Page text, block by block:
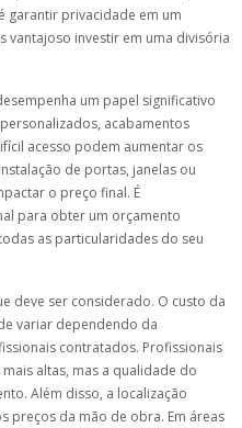
garantir privacidade em um
investir em uma divisória
um papel significativo
acabamentos
acesso podem aumentar os
de portas, janelas ou
o preço final. É
para obter um orçamento
as particularidades do seu
deve ser considerado. O custo da
variar dependendo da
contratados. Profissionais
altas, mas a qualidade do
Além disso, a localização
preços da mão de obra. Em áreas